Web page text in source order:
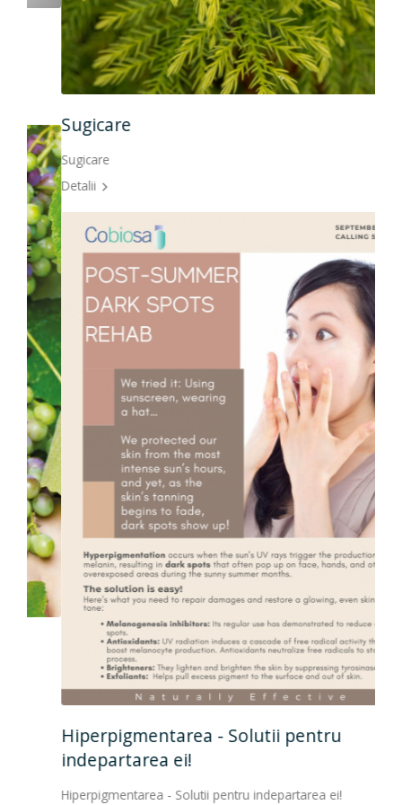
Sugicare
Sugicare
Detalii
Hiperpigmentarea - Solutii pentru
indepartarea ei!
Hiperpigmentarea - Solutii pentru indepartarea ei!